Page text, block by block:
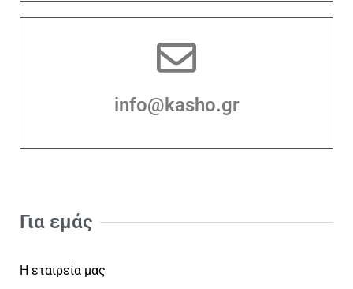
info@kasho.gr
Για εμάς
Η εταιρεία μας